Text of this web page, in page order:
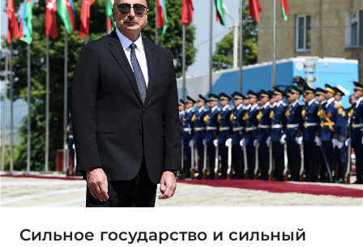
Сильное государство и сильный